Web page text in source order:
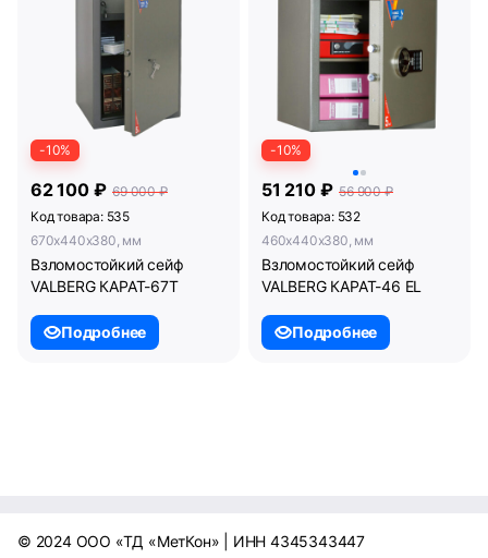
-10%
62 100 ₽ 69 000 ₽
Код товара: 535
670x440x380, мм
Взломостойкий сейф
VALBERG КАРАТ-67T
Подробнее
-10%
51 210 ₽ 56 900 ₽
Код товара: 532
460x440x380, мм
Взломостойкий сейф
VALBERG КАРАТ-46 EL
Подробнее
© 2024 ООО «ТД «МетКон» | ИНН 4345343447